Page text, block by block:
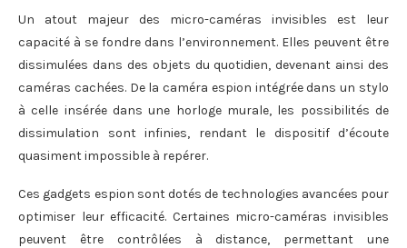
Un atout majeur des micro-caméras invisibles est leur
capacité à se fondre dans l’environnement. Elles peuvent être
dissimulées dans des objets du quotidien, devenant ainsi des
caméras cachées. De la caméra espion intégrée dans un stylo
à celle insérée dans une horloge murale, les possibilités de
dissimulation sont infinies, rendant le dispositif d’écoute
quasiment impossible à repérer.
Ces gadgets espion sont dotés de technologies avancées pour
optimiser leur efficacité. Certaines micro-caméras invisibles
peuvent être contrôlées à distance, permettant une